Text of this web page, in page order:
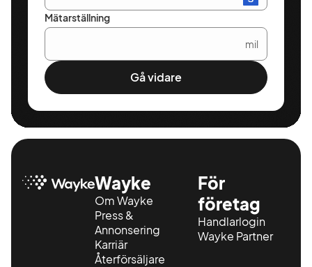
Mätarställning
mil
Gå vidare
Wayke
Om Wayke
Press &
Annonsering
Karriär
Återförsäljare
För
företag
Handlarlogin
Wayke Partner